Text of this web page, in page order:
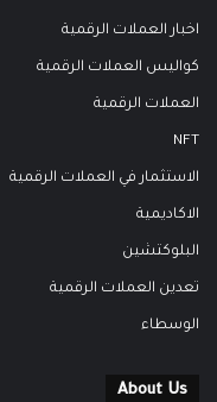
اخبار العملات الرقمية
كواليس العملات الرقمية
العملات الرقمية
NFT
الاستثمار في العملات الرقمية
الاكاديمية
البلوكتشين
تعدين العملات الرقمية
الوسطاء
About Us